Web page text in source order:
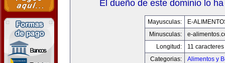
El dueño de este dominio lo
Mayusculas:
E-
Minusculas:
e-
Longitud:
11 caracteres
Categorias:
Alimentos y